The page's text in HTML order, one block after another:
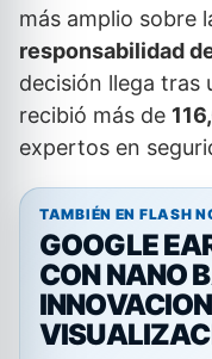
más amplio sobre
responsabilidad
decisión llega tras
recibió más de
expertos en
TAMBIÉN EN FLASH
GOOGLE
CON NANO